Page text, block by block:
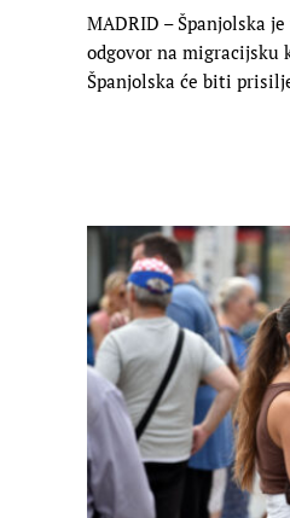
MADRID – Španjolska
odgovor na migracijsku
Španjolska će biti